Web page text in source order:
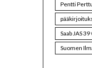
Pentti
Saab JAS
Suomen